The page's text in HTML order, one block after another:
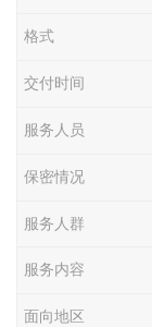
格式
交付时间
服务人员
保密情况
服务人群
服务内容
面向地区